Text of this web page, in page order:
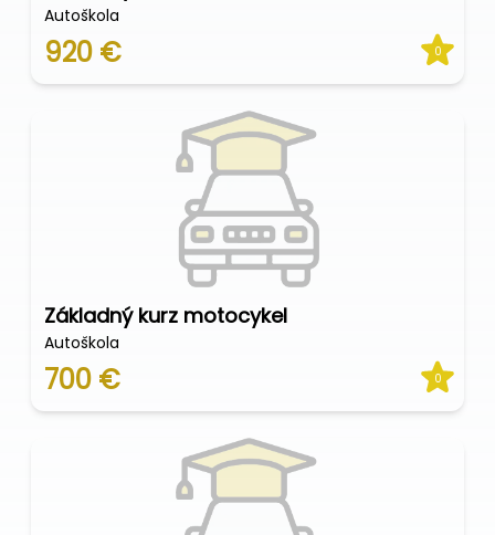
Autoškola
920 € 0
Základný kurz motocykel
Autoškola
700 € 0